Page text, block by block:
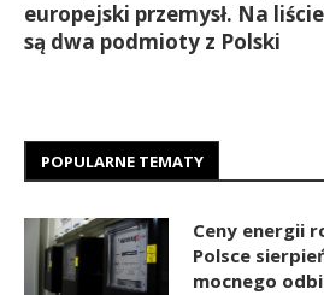
europejski przemysł. Na liście
są dwa podmioty z Polski
POPULARNE TEMATY
Ceny energii
Polsce
mocnego